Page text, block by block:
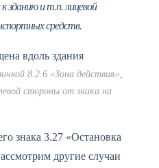
зданию и т.п. лицевой
средств.
8.2.6 «Зона действия»,
стороны от знака на
знака 3.27 «Остановка
другие случаи